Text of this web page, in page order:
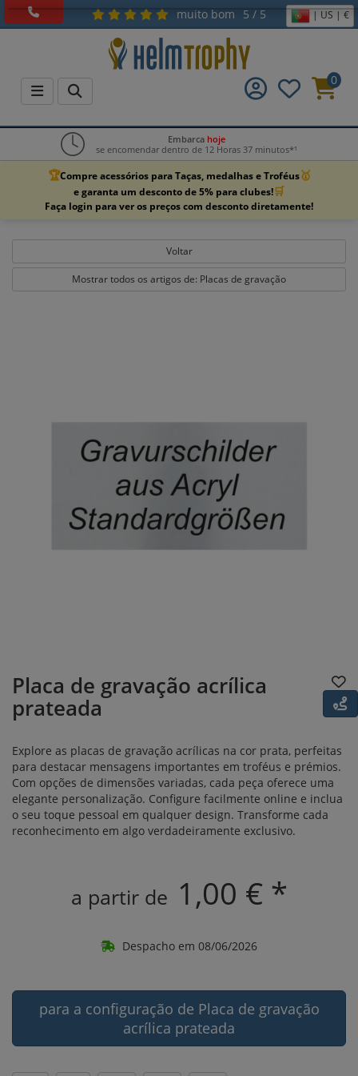
muito bom 5 / 5 | US | €
0
Embarca hoje
se encomendar dentro de 12 Horas 37 minutos*¹
🏆Compre acessórios para Taças, medalhas e Troféus🥇
e garanta um desconto de 5% para clubes!🛒
Faça login para ver os preços com desconto diretamente!
Voltar
Mostrar todos os artigos de: Placas de gravação
Placa de gravação acrílica
prateada
Explore as placas de gravação acrílicas na cor prata, perfeitas
para destacar mensagens importantes em troféus e prémios.
Com opções de dimensões variadas, cada peça oferece uma
elegante personalização. Configure facilmente online e inclua
o seu toque pessoal em qualquer design. Transforme cada
reconhecimento em algo verdadeiramente exclusivo.
a partir de 1,00 € *
Despacho em 08/06/2026
para a configuração de Placa de gravação
acrílica prateada